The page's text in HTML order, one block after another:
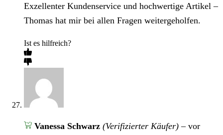
Exzellenter Kundenservice und hochwertige Artikel –
Thomas hat mir bei allen Fragen weitergeholfen.
Ist es hilfreich?
Vanessa Schwarz (Verifizierter Käufer) – vor